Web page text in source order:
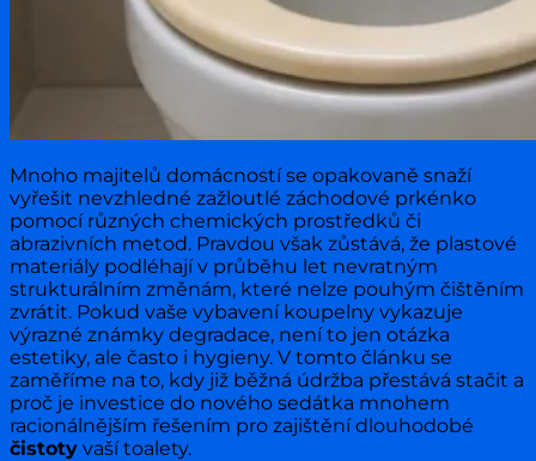
Mnoho majitelů domácností se opakovaně snaží
vyřešit nevzhledné zažloutlé záchodové prkénko
pomocí různých chemických prostředků či
abrazivních metod. Pravdou však zůstává, že plastové
materiály podléhají v průběhu let nevratným
strukturálním změnám, které nelze pouhým čištěním
zvrátit. Pokud vaše vybavení koupelny vykazuje
výrazné známky degradace, není to jen otázka
estetiky, ale často i hygieny. V tomto článku se
zaměříme na to, kdy již běžná údržba přestává stačit a
proč je investice do nového sedátka mnohem
racionálnějším řešením pro zajištění dlouhodobé
čistoty vaší toalety.